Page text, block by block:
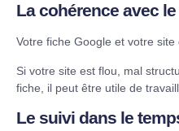
La cohérence avec
Votre fiche Google et votre
Si votre site est flou, mal
fiche, il peut être utile de
Le suivi dans le